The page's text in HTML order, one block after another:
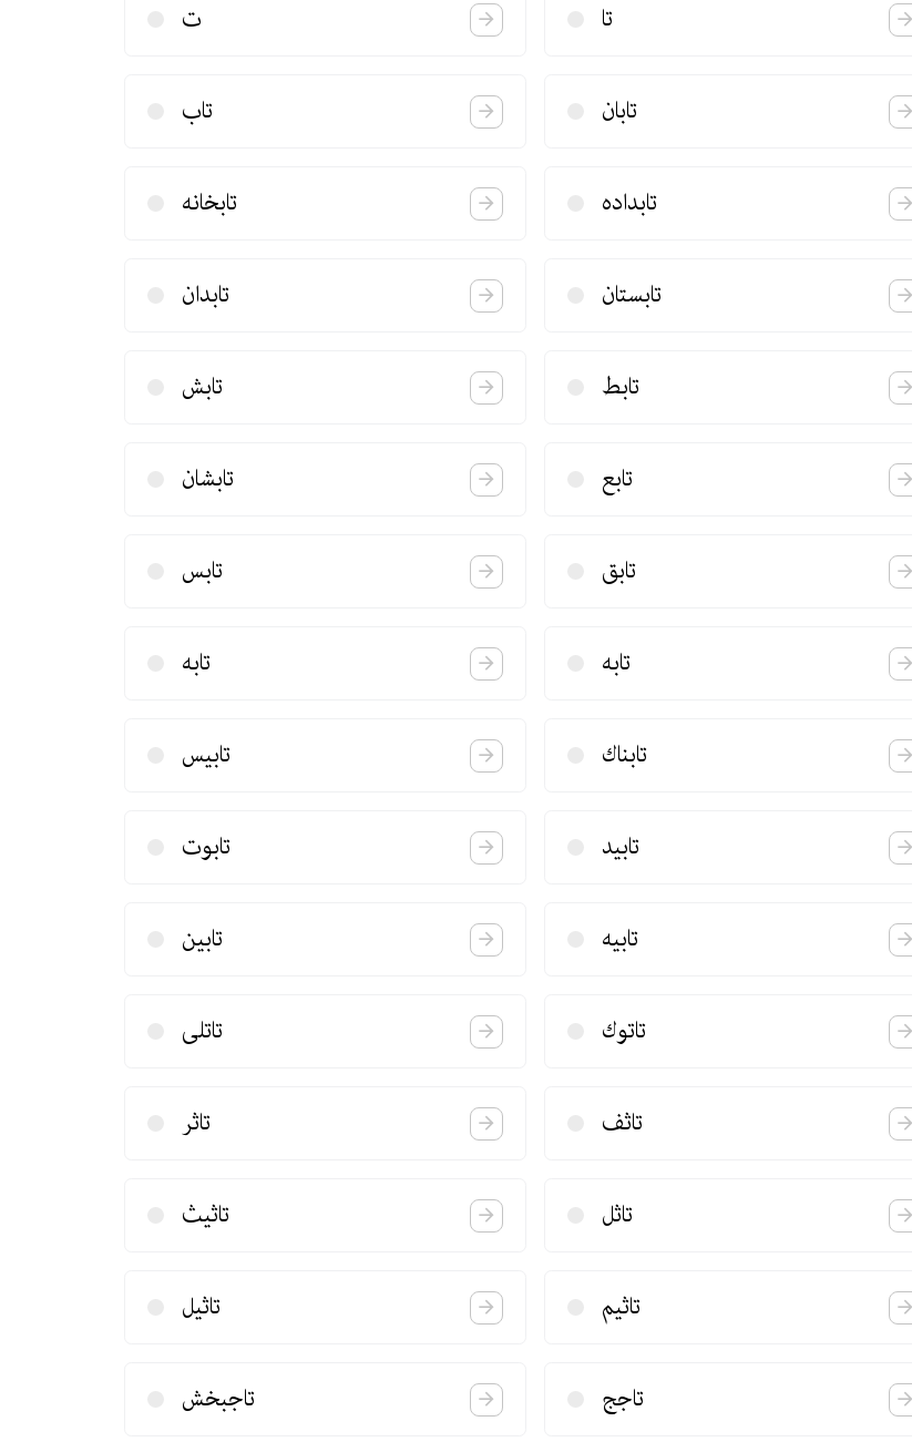
ت تا
تاب تابان
تابخانه تابداده
تابدان تابستان
تابش تابط
تابشان تابع
تابس تابق
تابه تابه
تابیس تابناك
تابوت تابید
تابین تابیه
تاتلی تاتوك
تاثر تاثف
تاثیث تاثل
تاثیل تاثیم
تاجبخش تاجج